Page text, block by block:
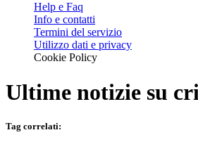
Help e Faq
Info e contatti
Termini del servizio
Utilizzo dati e privacy
Cookie Policy
Ultime notizie su
Tag correlati: